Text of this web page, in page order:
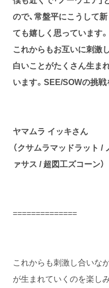
ので、常盤平にこうして
ても嬉しく思っています。
これからもお互いに刺激
白いことがたくさん生ま
います。SEE/SOWの挑
ヤマムラ イッキさん
（クサムラマッドラット
ァサス /超図工ズコーン）
==============
これからも刺激し合いな
が生まれていくのを楽し